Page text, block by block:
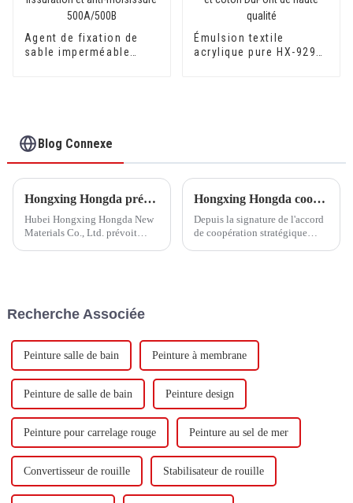
Agent de fixation de
sable imperméable
Émulsion textile
acrylique pure HX-929
Blog Connexe
Hongxing Hongda prévoit d'investir 1,6 milliard de yuans pour construire une nouvelle usine de production d'émulsion d'une capacité de production de 510 000 tonnes par an.
Hubei Hongxing Hongda New
Materials Co., Ltd. prévoit
base d'eau et 60 000 tonnes de
Hongxing Hongda coopère avec Keshun Waterproof Technology Co., Ltd pour apporter un nouvel avenir à l'industrie
Depuis la signature de l'accord
de coopération stratégique
Recherche Associée
Peinture salle de bain Peinture à membrane
Peinture de salle de bain Peinture design
Peinture pour carrelage rouge Peinture au sel de mer
Convertisseur de rouille Stabilisateur de rouille